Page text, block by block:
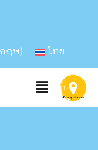
ฤษ) ไทย